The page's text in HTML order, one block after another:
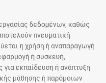
δεδομένων, καθώς
πνευματική
η χρήση ή αναπαραγωγή
ή συσκευή,
εκπαίδευση ή ανάπτυξη
μάθησης ή παρόμοιων